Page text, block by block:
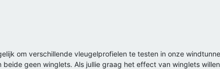
om verschillende vleugelprofielen te testen in onze
geen winglets. Als jullie graag het effect van winglets